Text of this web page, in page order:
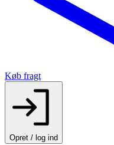
Køb fragt
Opret / log ind